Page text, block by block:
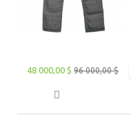
48 000,00 $ 96 000,00 $